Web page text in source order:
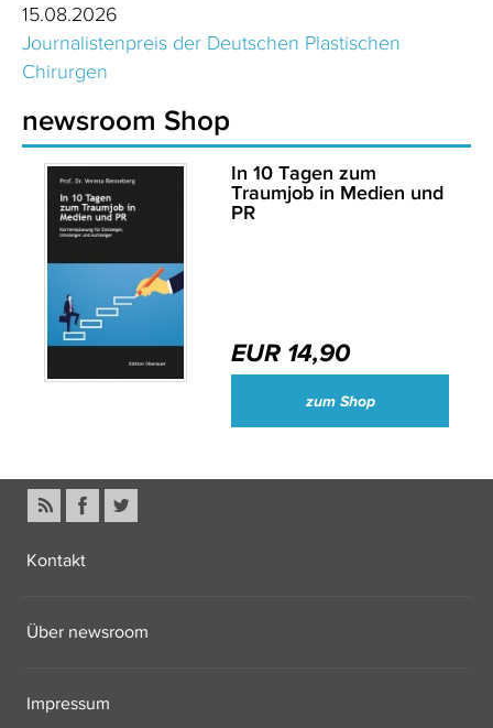
15.08.2026
Journalistenpreis der Deutschen Plastischen
Chirurgen
newsroom Shop
In 10 Tagen zum
Traumjob in Medien und
PR
EUR 14,90
zum Shop
Kontakt
Über newsroom
Impressum